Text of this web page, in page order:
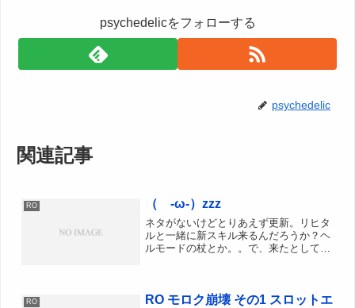
psychedelicをフォローする
psychedelic
関連記事
RO （ -ω-）zzz
ネタがないけどとりあえず更新。リヒタ
ルと一緒に新スキル来るんだろうか？ヘ
ルモードの杖とか。。で、来たとしてス
置中。間違って押しそうで...
RO
RO モロク崩壊 その1 スロットエ